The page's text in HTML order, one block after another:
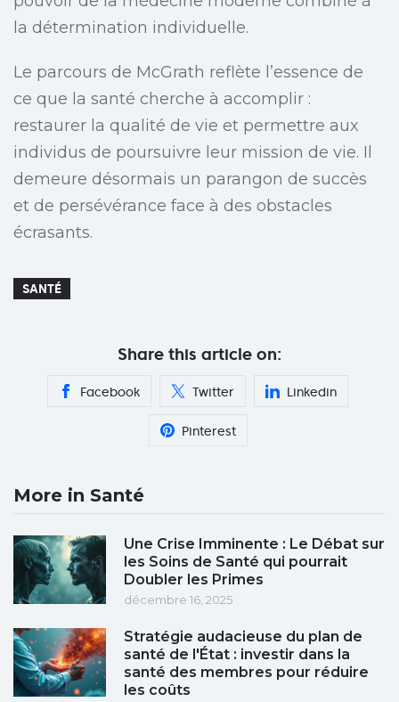
la détermination individuelle.
Le parcours de McGrath reflète l’essence de
ce que la santé cherche à accomplir :
restaurer la qualité de vie et permettre aux
individus de poursuivre leur mission de vie. Il
demeure désormais un parangon de succès
et de persévérance face à des obstacles
écrasants.
SANTÉ
Share this article on:
Facebook Twitter Linkedin
Pinterest
More in Santé
Une Crise Imminente : Le Débat sur
les Soins de Santé qui pourrait
Doubler les Primes
décembre 16, 2025
Stratégie audacieuse du plan de
santé de l'État : investir dans la
santé des membres pour réduire
les coûts